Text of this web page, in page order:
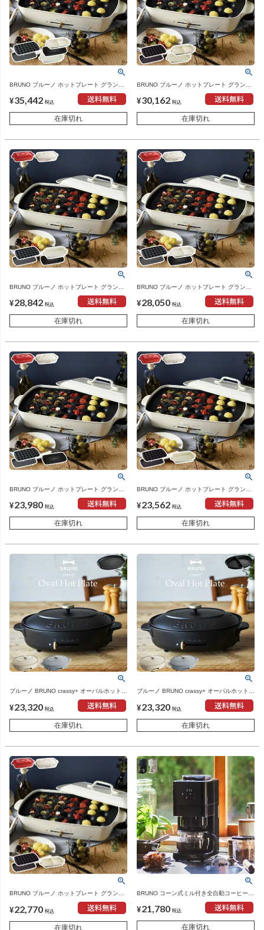
BRUNO ブルーノ ホットプレート グランデ
鍋 深鍋 グリルプレート 本体＋5種プレート
| キッチン家電・ホットプレート
¥35,442 税込
在庫切れ
BRUNO ブルーノ ホットプレート グランデ
鍋 深鍋 本体＋4種プレート | キッチン家
電・ホットプレート
¥30,162 税込
在庫切れ
BRUNO ブルーノ ホットプレート グランデ
体＋4種プレート | キッチン家電・ホットプ
レート
¥28,842 税込
在庫切れ
BRUNO ブルーノ ホットプレート グランデ
鍋 グリルプレート 本体＋4種プレート | キ
ッチン家電・ホットプレート
¥28,050 税込
在庫切れ
BRUNO ブルーノ ホットプレート グランデ
種プレート | キッチン家電・ホットプレート
¥23,980 税込
在庫切れ
BRUNO ブルーノ ホットプレート グランデ
| キッチン家電・ホットプレート
¥23,562 税込
在庫切れ
ブルーノ BRUNO crassy+ オーバルホットプ
レート＋グリルプレート 4種プレートセット
| キッチン家電・ホットプレート
¥23,320 税込
在庫切れ
ブルーノ BRUNO crassy+ オーバルホットプ
レート＋ハーフプレート 4種プレートセット
| キッチン家電・ホットプレート
¥23,320 税込
在庫切れ
BRUNO ブルーノ ホットプレート グランデ
サイズ グランデ用 セラミックコート仕切り
鍋 本体＋3種プレート | キッチン家電・ホッ
トプレート
¥22,770 税込
在庫切れ
BRUNO コーン式ミル付き全自動コーヒーメ
メーカー
¥21,780 税込
在庫切れ